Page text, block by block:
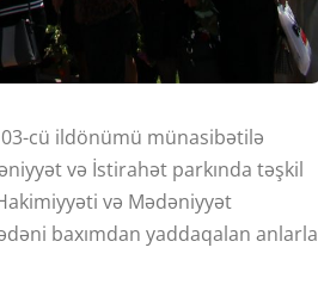
cü ildönümü münasibətilə
və İstirahət parkında təşkil
və Mədəniyyət
baxımdan yaddaqalan anlarla